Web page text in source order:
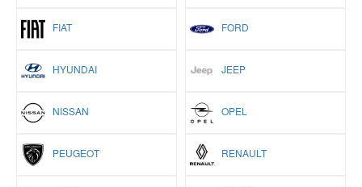
FIAT FORD
HYUNDAI JEEP
NISSAN OPEL
PEUGEOT RENAULT